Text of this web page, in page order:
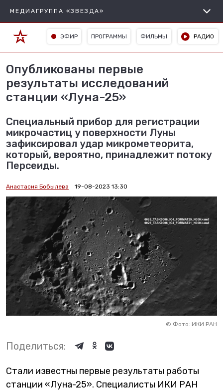
МЕДИАГРУППА «ЗВЕЗДА»
ЭФИР ПРОГРАММЫ ФИЛЬМЫ РАДИО
Опубликованы первые
результаты исследований
станции «Луна-25»
Специальный прибор для регистрации
микрочастиц у поверхности Луны
зафиксировал удар микрометеорита,
который, вероятно, принадлежит потоку
Персеиды.
Анастасия Бобылева 19-08-2023 13:30
© Фото: ИКИ РАН
Поделиться:
Стали известны первые результаты работы
станции «Луна-25». Специалисты ИКИ РАН